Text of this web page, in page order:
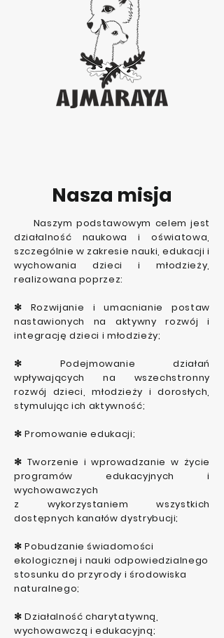
Nasza misja
Naszym podstawowym celem jest
działalność naukowa i oświatowa,
szczególnie w zakresie nauki, edukacji i
wychowania dzieci i młodzieży,
realizowana poprzez:
✻ Rozwijanie i umacnianie postaw
nastawionych na aktywny rozwój i
integrację dzieci i młodzieży;
✻ Podejmowanie działań
wpływających na wszechstronny
rozwój dzieci, młodzieży i dorosłych,
stymulując ich aktywność;
✻ Promowanie edukacji;
✻ Tworzenie i wprowadzanie w życie
programów edukacyjnych i
wychowawczych
z wykorzystaniem wszystkich
dostępnych kanałów dystrybucji;
✻ Pobudzanie świadomości
ekologicznej i nauki odpowiedzialnego
stosunku do przyrody i środowiska
naturalnego;
✻ Działalność charytatywną,
wychowawczą i edukacyjną;